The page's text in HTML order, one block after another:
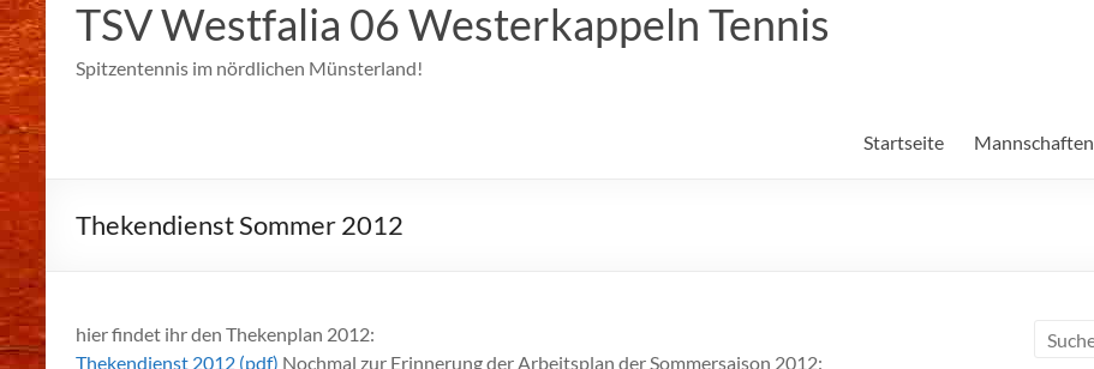
TSV Westfalia 06 Westerkappeln Tennis
Spitzentennis im nördlichen Münsterland!
Startseite Mannschaften
Thekendienst Sommer 2012
hier findet ihr den Thekenplan 2012:
Thekendienst 2012 (pdf) Nochmal zur Erinnerung der Arbeitsplan der Sommersaison 2012: